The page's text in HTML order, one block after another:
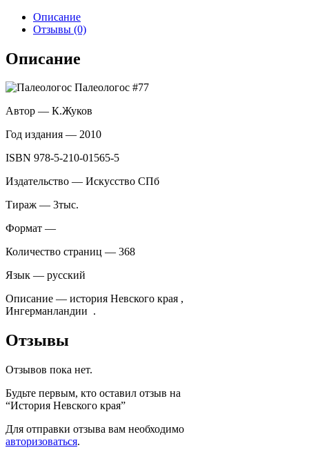
Описание
Отзывы (0)
Описание
Автор — К.Жуков
Год издания — 2010
ISBN 978-5-210-01565-5
Издательство — Искусство СПб
Тираж — 3тыс.
Формат —
Количество страниц — 368
Язык — русский
Описание — история Невского края ,
Ингерманландии .
Отзывы
Отзывов пока нет.
Будьте первым, кто оставил отзыв на
“История Невского края”
Для отправки отзыва вам необходимо
авторизоваться.